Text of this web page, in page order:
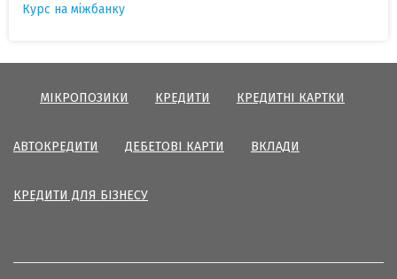
Курс на міжбанку
МІКРОПОЗИКИ КРЕДИТИ КРЕДИТНІ КАРТКИ
АВТОКРЕДИТИ ДЕБЕТОВІ КАРТИ ВКЛАДИ
КРЕДИТИ ДЛЯ БІЗНЕСУ